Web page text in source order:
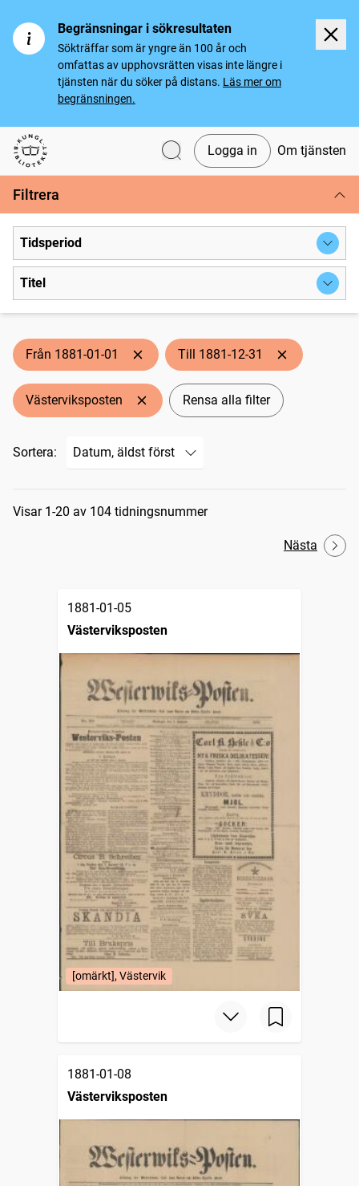
Begränsningar i sökresultaten
Sökträffar som är yngre än 100 år och
omfattas av upphovsrätten visas inte längre i
tjänsten när du söker på distans. Läs mer om
begränsningen.
Svenska tidningar
Logga in Om tjänsten
Filtrera
Tidsperiod
Titel
Från 1881-01-01 Till 1881-12-31
Västerviksposten Rensa alla filter
Sortera:
Sökresultat
Visar 1-20 av 104 tidningsnummer
Nästa
1881-01-05
Västerviksposten
[omärkt], Västervik
1881-01-08
Västerviksposten